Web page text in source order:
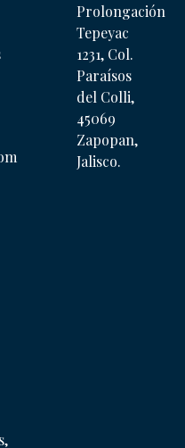
Prolongación
Tepeyac
1231, Col.
Paraísos
del Colli,
45069
Zapopan,
Jalisco.